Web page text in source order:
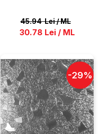
45.94 Lei/ML
30.78 Lei / ML
-29%